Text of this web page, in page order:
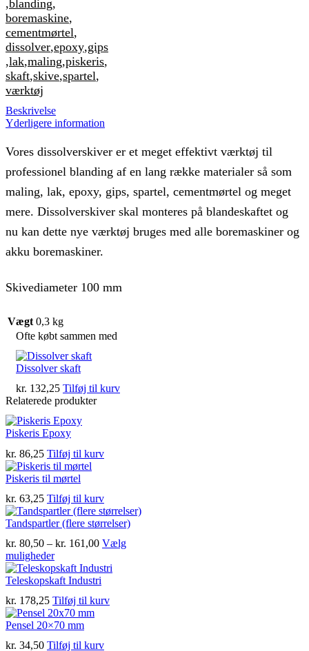
, blanding,
boremaskine,
cementmørtel,
dissolver,epoxy,gips
,lak,maling,piskeris,
skaft,skive,spartel,
værktøj
Beskrivelse
Yderligere information
Vores dissolverskiver er et meget effektivt værktøj til
professionel blanding af en lang række materialer så som
maling, lak, epoxy, gips, spartel, cementmørtel og meget
mere. Dissolverskiver skal monteres på blandeskaftet og
nu kan dette nye værktøj bruges med alle boremaskiner og
akku boremaskiner.
Skivediameter 100 mm
Vægt 0,3 kg
Ofte købt sammen med
Dissolver skaft
kr. 132,25 Tilføj til kurv
Relaterede produkter
Piskeris Epoxy
kr. 86,25 Tilføj til kurv
Piskeris til mørtel
kr. 63,25 Tilføj til kurv
Tandspartler (flere størrelser)
kr. 80,50 – kr. 161,00Prisinterval:
til
kr. 161,00
Vælg
mulighederDette
vare
har
varianter.
Mulighederne
kan
vælges
Teleskopskaft Industri
kr. 178,25 Tilføj til kurv
Pensel 20×70 mm
kr. 34,50 Tilføj til kurv